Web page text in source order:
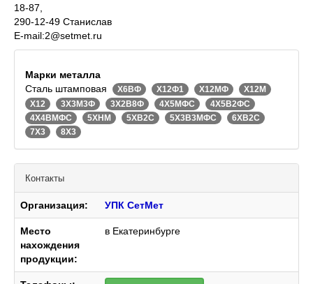
18-87,
290-12-49 Станислав
E-mail:2@setmet.ru
Марки металла
Сталь штамповая
Х6ВФ Х12Ф1 Х12МФ
Х12М
Х12
3Х3М3Ф 3Х2В8Ф 4Х5МФС
4Х5В2ФС
4Х4ВМФС
5ХНМ 5ХВ2С 5Х3В3МФС
6ХВ2С
7Х3
8Х3
Контакты
Организация: УПК СетМет
Место
нахождения
продукции:
в Екатеринбурге